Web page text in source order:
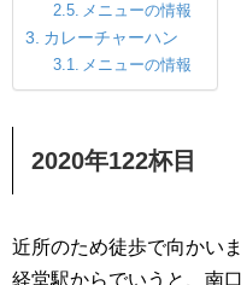
メニューの情報
カレーチャーハン
メニューの情報
2020年122杯目
近所のため徒歩で向かいま
経堂駅からでいうと、南